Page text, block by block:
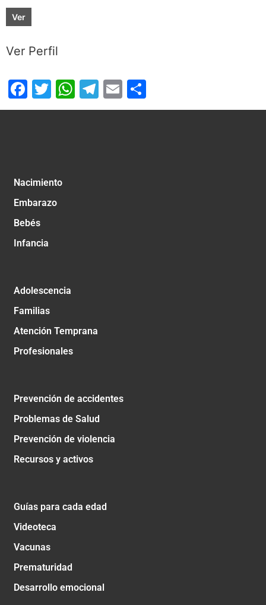
Ver
Ver Perfil
Facebook
Twitter
WhatsApp
Telegram
Email
Nacimiento
Embarazo
Bebés
Infancia
Adolescencia
Familias
Atención Temprana
Profesionales
Prevención de accidentes
Problemas de Salud
Prevención de violencia
Recursos y activos
Guías para cada edad
Videoteca
Vacunas
Prematuridad
Desarrollo emocional